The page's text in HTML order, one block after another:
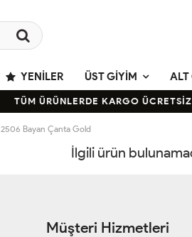
YENILER ÜST GIYIM ALT
TÜM ÜRÜNLERDE KARGO
2506 Bayan Çanta Gold
İlgili ürün
Müşteri Hizmetleri